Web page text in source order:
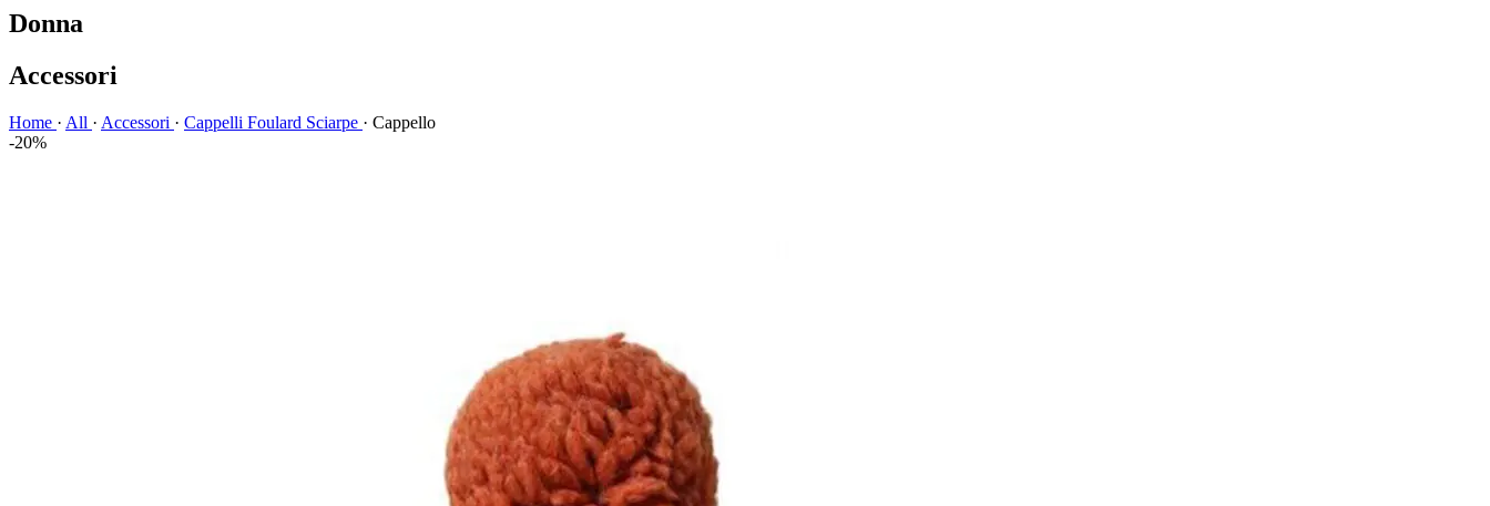
Donna
Accessori
Home · All · Accessori · Cappelli Foulard Sciarpe · Cappello
-20%